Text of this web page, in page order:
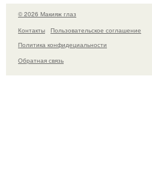
© 2026 Макияж глаз
Контакты
Пользовательское соглашение
Политика конфидециальности
Обратная связь